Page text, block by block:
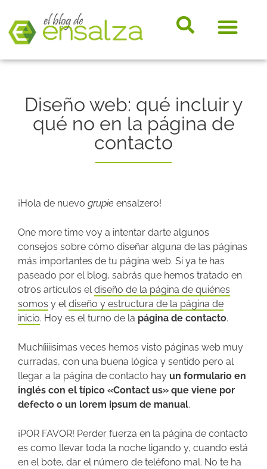
Diseño web: qué incluir y
qué no en la página de
contacto
¡Hola de nuevo grupie ensalzero!
One more time voy a intentar darte algunos
consejos sobre cómo diseñar alguna de las páginas
más importantes de tu página web. Si ya te has
paseado por el blog, sabrás que hemos tratado en
otros artículos eldiseño de la página de quiénes
somos y eldiseño y estructura de la página de
inicio. Hoy es el turno de la página de contacto.
Muchíiiiisimas veces hemos visto páginas web muy
curradas, con una buena lógica y sentido pero al
llegar a la página de contacto hay un formulario en
inglés con el típico «Contact us» que viene por
defecto o un lorem ipsum de manual.
¡POR FAVOR! Perder fuerza en la página de contacto
es como llevar toda la noche ligando y, cuando está
en el bote, dar el número de teléfono mal. No te ha